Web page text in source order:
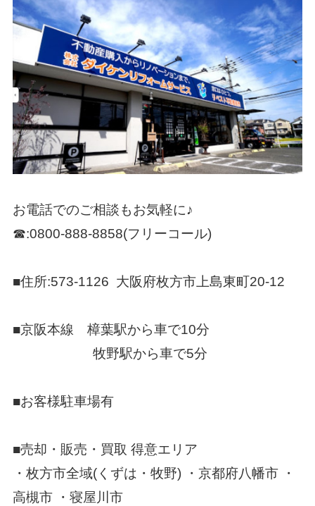
お電話でのご相談もお気軽に♪
☎:0800-888-8858(フリーコール)
■住所:573-1126 大阪府枚方市上島東町20-12
■京阪本線 樟葉駅から車で10分
牧野駅から車で5分
■お客様駐車場有
■売却・販売・買取 得意エリア
・枚方市全域(くずは・牧野) ・京都府八幡市 ・
高槻市 ・寝屋川市